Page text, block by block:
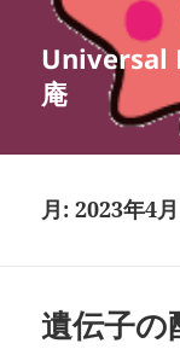
Universal
庵
月:2023年4月
遺伝子の